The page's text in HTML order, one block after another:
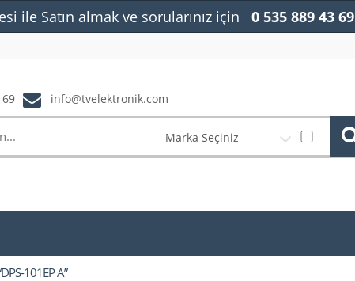
info@tvelektronik.com
Marka Seçiniz
101EP A”
ile Satın almak ve sorularınız için 0 535 889 43 69